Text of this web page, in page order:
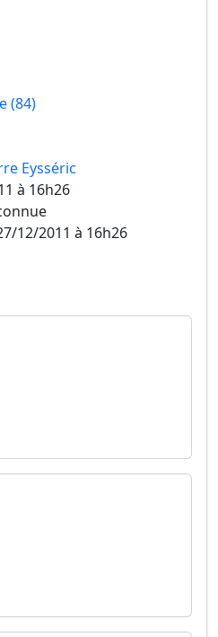
(84)
Eysséric
à 16h26
12/2011 à 16h26